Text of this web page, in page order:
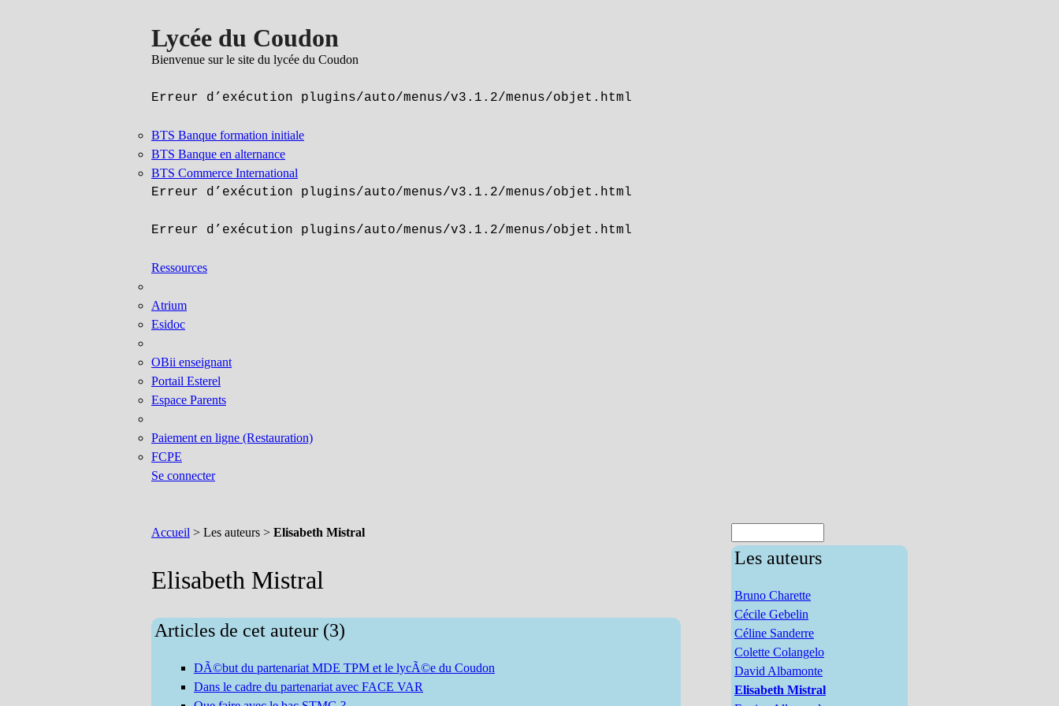
Lycée du Coudon
Bienvenue sur le site du lycée du Coudon
Erreur d’exécution plugins/auto/menus/v3.1.2/menus/objet.html
BTS Banque formation initiale
BTS Banque en alternance
BTS Commerce International
Erreur d’exécution plugins/auto/menus/v3.1.2/menus/objet.html
Erreur d’exécution plugins/auto/menus/v3.1.2/menus/objet.html
Ressources
Atrium
Esidoc
OBii enseignant
Portail Esterel
Espace Parents
Paiement en ligne (Restauration)
FCPE
Se connecter
Accueil > Les auteurs > Elisabeth Mistral
Elisabeth Mistral
Articles de cet auteur (3)
DÃ©but du partenariat MDE TPM et le lycÃ©e du Coudon
Dans le cadre du partenariat avec FACE VAR
Les auteurs
Bruno Charette
Cécile Gebelin
Céline Sanderre
Colette Colangelo
David Albamonte
Elisabeth Mistral